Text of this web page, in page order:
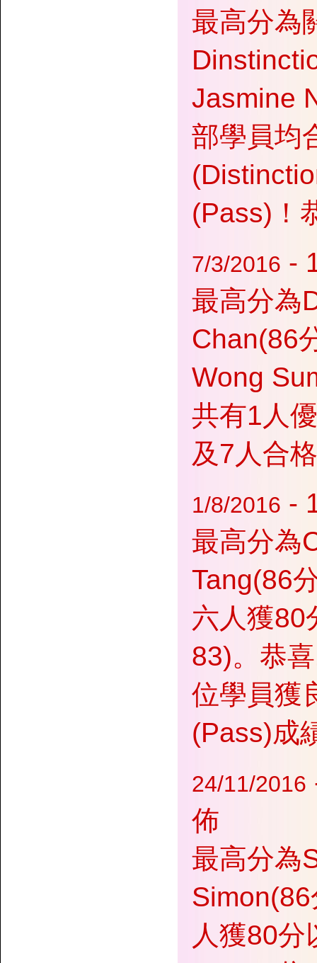
最高分為
Jasmine
部學員均
(Pass)！
7/3/2016 -
最高分為
Chan(86
Wong
共有1人
及7人合
1/8/2016 -
最高分為
Tang(86
六人獲80
83)。恭
位學員獲
(Pass)成
24/11/2016
佈
最高分為
人獲80